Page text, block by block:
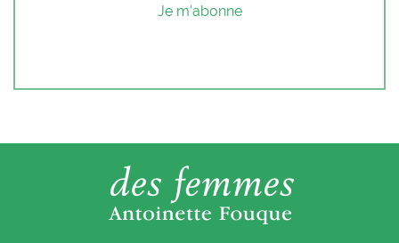
Je m'abonne